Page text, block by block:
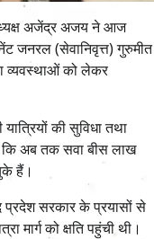
अजेंद्र अजय ने आज
जनरल (सेवानिवृत्त) गुरुमीत
व्यवस्थाओं को लेकर
की सुविधा तथा
कि अब तक सवा बीस लाख
हैं।
प्रदेश सरकार के प्रयासों से
मार्ग को क्षति पहुंची थी।